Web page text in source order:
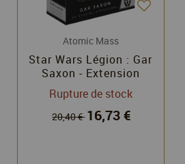
Atomic Mass
Star Wars Légion : Gar
Saxon - Extension
Commandant
Rupture de stock
20,40 €16,73 €